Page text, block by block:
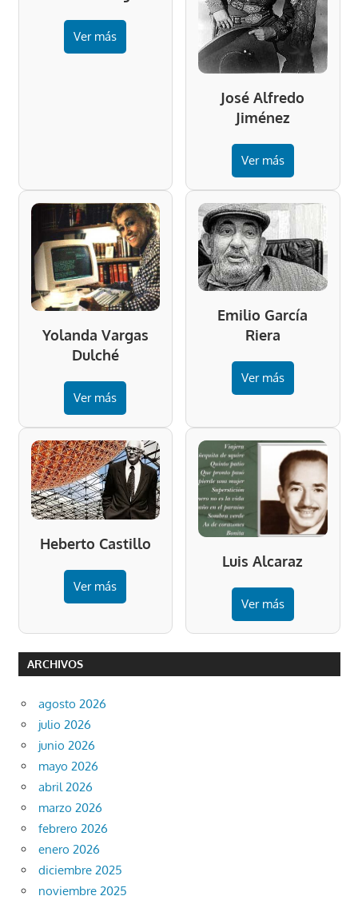
Ver más
José Alfredo
Jiménez
Ver más
Yolanda Vargas
Dulché
Ver más
Emilio García
Riera
Ver más
Heberto Castillo
Ver más
Luis Alcaraz
Ver más
ARCHIVOS
agosto 2026
julio 2026
junio 2026
mayo 2026
abril 2026
marzo 2026
febrero 2026
enero 2026
diciembre 2025
noviembre 2025